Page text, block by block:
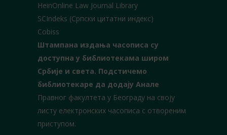
HeinOnline Law Journal Library
SCIndeks (Српски цитатни индекс)
Cobiss
Штампана издања часописа су
доступна у библиотекама широм
Србије и света. Подстичемо
библиотекаре да додају Анале
Правног факултета у Београду на своју
листу електронских часописа с отвореним
приступом.